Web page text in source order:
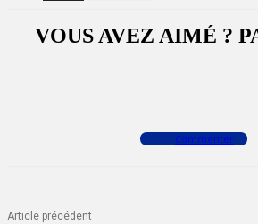
VOUS AVEZ AIMÉ ?
Commenter
Article précédent